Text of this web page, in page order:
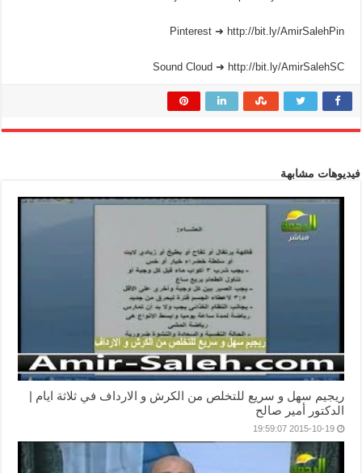
Pinterest ➜ http://bit.ly/AmirSalehPin
Sound Cloud ➜ http://bit.ly/AmirSalehSC
فيديوهات مشابهة
ريجيم سهل و سريع للتخلص من الكرش و الارداف في ثلاثة ايام |
الدكتور أمير صالح
2015-10-19 19:59:07